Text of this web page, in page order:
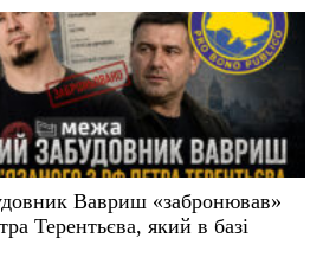
Вавриш «забронював»
Терентьєва, який в базі